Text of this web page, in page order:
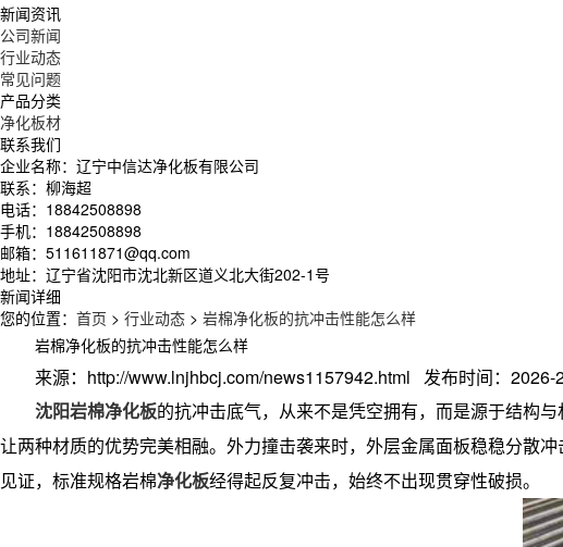
新闻资讯
公司新闻
行业动态
常见问题
产品分类
净化板材
联系我们
企业名称：辽宁中信达净化板有限公司
联系：柳海超
电话：18842508898
手机：18842508898
邮箱：511611871@qq.com
地址：辽宁省沈阳市沈北新区道义北大街202-1号
新闻详细
您的位置： 首页 > 行业动态 > 岩棉净化板的抗冲击性能怎么样
岩棉净化板的抗冲击性能怎么样
来源：http://www.lnjhbcj.com/news1157942.html 发布时间：2026-
沈阳岩棉净化板的抗冲击底气，从来不是凭空拥有，而是源于结构
让两种材质的优势完美相融。外力撞击袭来时，外层金属面板稳稳分散
见证，标准规格岩棉净化板经得起反复冲击，始终不出现贯穿性破损。